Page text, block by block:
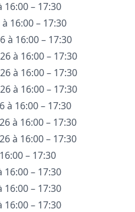
– 17:30
16:00 – 17:30
à 16:00 – 17:30
à 16:00 – 17:30
à 16:00 – 17:30
à 16:00 – 17:30
à 16:00 – 17:30
à 16:00 – 17:30
à 16:00 – 17:30
– 17:30
– 17:30
– 17:30
– 17:30